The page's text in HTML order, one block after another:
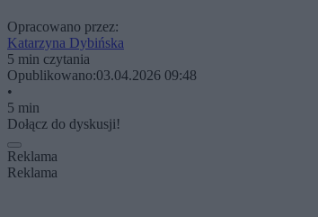
Opracowano przez:
Katarzyna Dybińska
5 min czytania
Opublikowano:03.04.2026 09:48
•
5 min
Dołącz do dyskusji!
Reklama
Reklama